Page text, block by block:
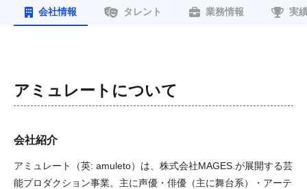
会社情報 タレント 業務情報 実
アミュレート について
会社紹介
アミュレート（英: amuleto）は、株式会社MAGES.が展開する芸
能プロダクション事業。主に声優・俳優（主に舞台系）・アーテ